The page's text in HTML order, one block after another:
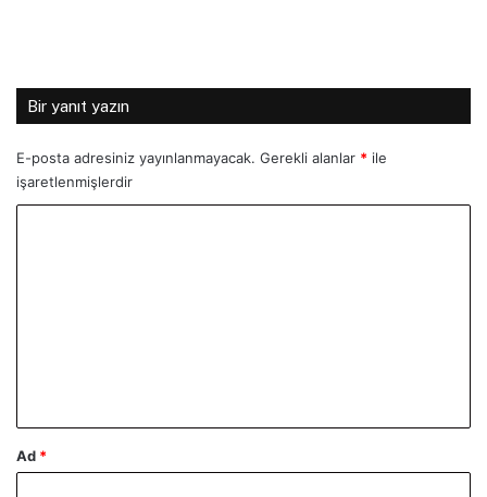
Bir yanıt yazın
E-posta adresiniz yayınlanmayacak. Gerekli alanlar * ile
işaretlenmişlerdir
Ad *